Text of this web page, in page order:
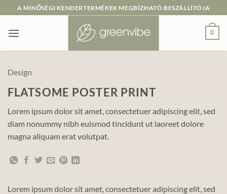
to
content
A MINŐSÉGI KENDERTERMÉKEK MEGBÍZHATÓ BESZÁLLÍTÓJA
0
Design
FLATSOME POSTER PRINT
Lorem ipsum dolor sit amet, consectetuer adipiscing elit, sed
diam nonummy nibh euismod tincidunt ut laoreet dolore
magna aliquam erat volutpat.
Lorem ipsum dolor sit amet, consectetuer adipiscing elit, sed